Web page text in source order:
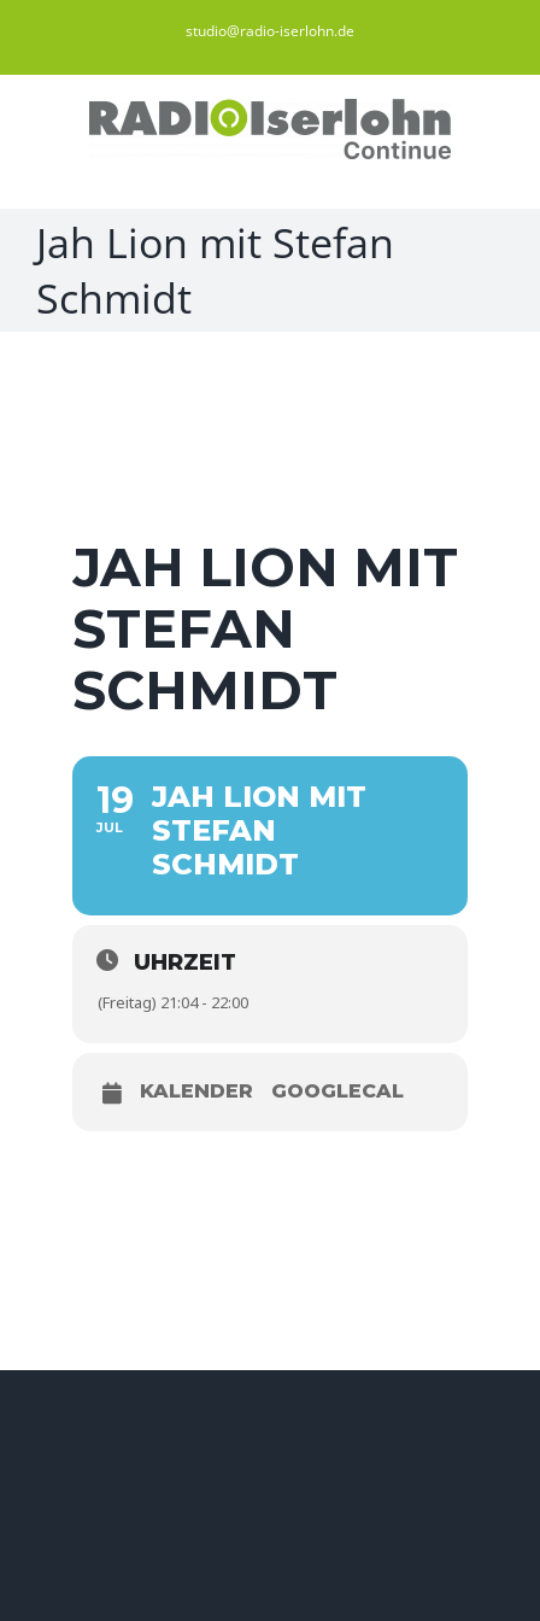
springen
studio@radio-iserlohn.de
Jah Lion mit Stefan
Schmidt
JAH LION MIT
STEFAN
SCHMIDT
19
JUL
JAH LION MIT
STEFAN
SCHMIDT
UHRZEIT
(Freitag) 21:04 - 22:00
KALENDER GOOGLECAL